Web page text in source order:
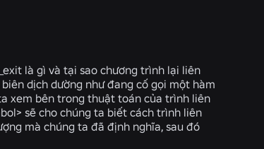
là gì và tại sao chương trình lại liên
dịch dường như đang cố gọi một hàm
xem bên trong thuật toán của trình liên
sẽ cho chúng ta biết cách trình liên
mà chúng ta đã định nghĩa, sau đó